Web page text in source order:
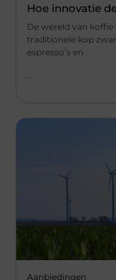
Hoe innovatie
De wereld van
traditionele kop
espresso’s en
...
Aanbiedingen